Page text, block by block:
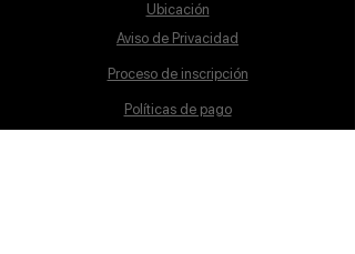
Ubicación
Aviso de Privacidad
Proceso de inscripción
Políticas de pago